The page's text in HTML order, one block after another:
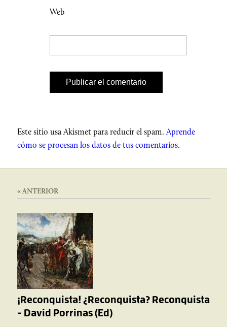
Web
Este sitio usa Akismet para reducir el spam.Aprende
cómo se procesan los datos de tus comentarios.
« ANTERIOR
¡Reconquista! ¿Reconquista? Reconquista
- David Porrinas (Ed)